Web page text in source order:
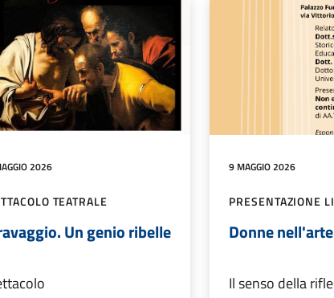
2026
TEATRALE
Un genio ribelle
9 MAGGIO 2026
PRESENTAZIONE
Donne nell'arte
Il senso della